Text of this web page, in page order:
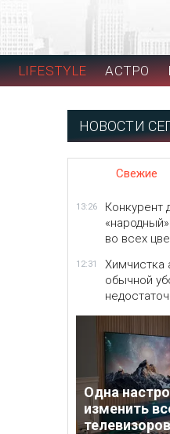
LIFESTYLE АСТРО
НОВОСТИ
Свежие
13:26
Конкурент
во всех
12:31
Химчистка
обычной
Одна
изменить
телевизоров